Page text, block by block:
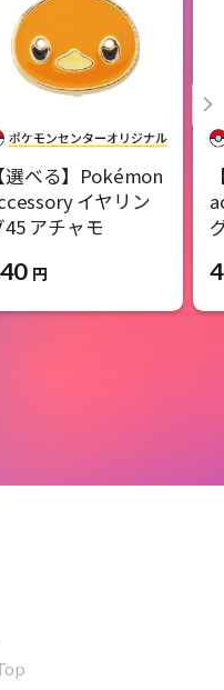
【選べる】Pokémon
イヤリン
45 アチャモ
円